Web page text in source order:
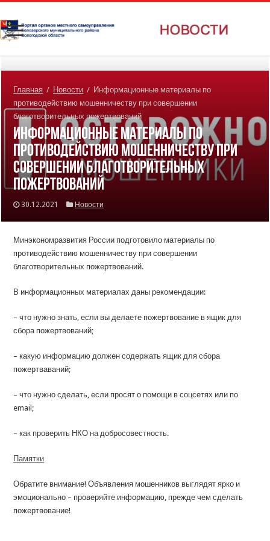
Главная / Новости / Информационные материалы по
противодействию мошенничеству при совершении
благотворительных пожертвований
Информационные материалы по
противодействию мошенничеству при
совершении благотворительных
пожертвований
30.12.2021 Новости
Минэкономразвития России подготовило материалы по
противодействию мошенничеству при совершении
благотворительных пожертвований.
В информационных материалах даны рекомендации:
– что нужно знать, если вы делаете пожертвование в ящик для
сбора пожертвований;
– какую информацию должен содержать ящик для сбора
пожертваваний;
– что нужно сделать, если просят о помощи в соцсетях или по
email;
– как проверить НКО на добросовестность.
Памятки
Обратите внимание! Объявления мошенников выглядят ярко и
эмоционально – проверяйте информацию, прежде чем сделать
пожертвование!